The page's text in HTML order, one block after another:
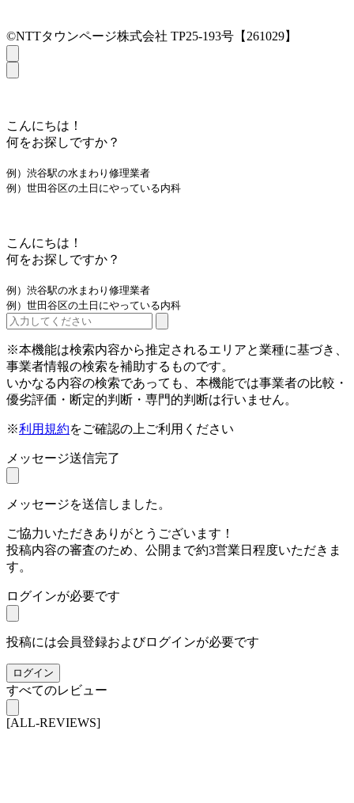
©NTTタウンページ株式会社 TP25-193号【261029】
こんにちは！
何をお探しですか？
例）渋谷駅の水まわり修理業者
例）世田谷区の土日にやっている内科
こんにちは！
何をお探しですか？
例）渋谷駅の水まわり修理業者
例）世田谷区の土日にやっている内科
※本機能は検索内容から推定されるエリアと業種に基づき、
事業者情報の検索を補助するものです。
いかなる内容の検索であっても、本機能では事業者の比較・
優劣評価・断定的判断・専門的判断は行いません。
※利用規約をご確認の上ご利用ください
メッセージ送信完了
メッセージを送信しました。
ご協力いただきありがとうございます！
投稿内容の審査のため、公開まで約3営業日程度いただきま
す。
ログインが必要です
投稿には会員登録およびログインが必要です
ログイン
すべてのレビュー
[ALL-REVIEWS]